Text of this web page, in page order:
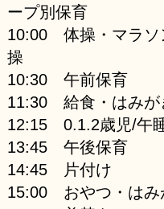
ープ別保育
10:00 体操・マラソ
操
10:30 午前保育
11:30 給食・はみが
12:15 0.1.2歳児/
13:45 午後保育
14:45 片付け
15:00 おやつ・はみ